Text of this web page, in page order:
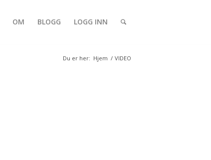
OM BLOGG LOGG INN
Du er her: Hjem / VIDEO